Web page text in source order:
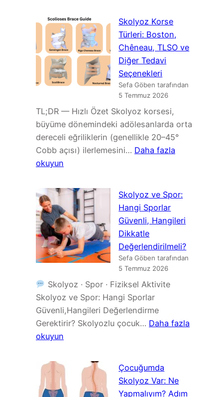
Sendromu
(Torakolomber
Geçiş
Sendromu):
Belirtiler,
Tanı
Tedavi
Skolyoz Korse
Türleri: Boston,
Chêneau, TLSO ve
Diğer Tedavi
Seçenekleri
Sefa Göben tarafından
5 Temmuz 2026
TL;DR — Hızlı Özet Skolyoz korsesi,
büyüme dönemindeki adölesanlarda orta
dereceli eğriliklerin (genellikle 20–45°
Cobb açısı) ilerlemesini… Daha fazla
okuyun
Korse
Türleri:
Boston,
Chêneau,
TLSO
ve
Tedavi
Seçenekleri
Skolyoz ve Spor:
Hangi Sporlar
Güvenli, Hangileri
Dikkatle
Değerlendirilmeli?
Sefa Göben tarafından
5 Temmuz 2026
Skolyoz · Spor · Fiziksel Aktivite
Skolyoz ve Spor: Hangi Sporlar
Güvenli,Hangileri Değerlendirme
Gerektirir? Skolyozlu çocuk… Daha fazla
okuyun
Spor:
Hangi
Çocuğumda
Skolyoz Var: Ne
Yapmalıyım? Adım